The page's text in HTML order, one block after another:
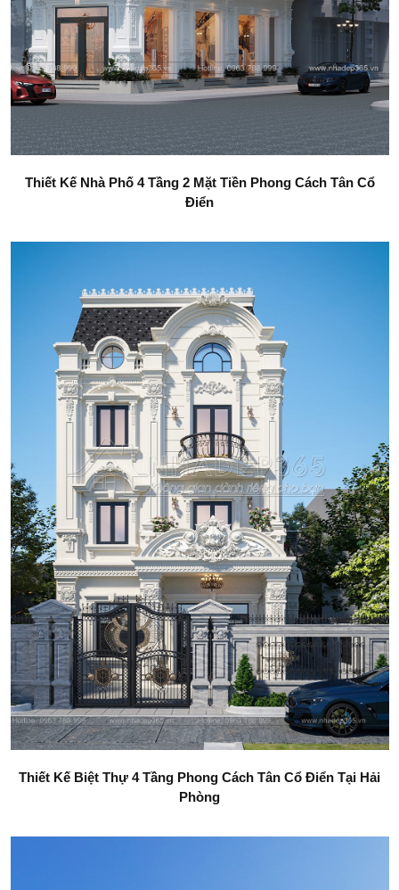
Thiết Kế Nhà Phố 4 Tầng 2 Mặt Tiền Phong Cách Tân Cổ
Điển
Thiết Kế Biệt Thự 4 Tầng Phong Cách Tân Cổ Điển Tại Hải
Phòng